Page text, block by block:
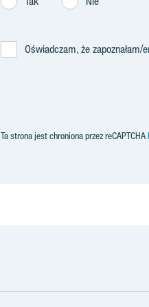
Oświadczam, że zapoznałam/
Ta strona jest chroniona przez reCAPTCHA